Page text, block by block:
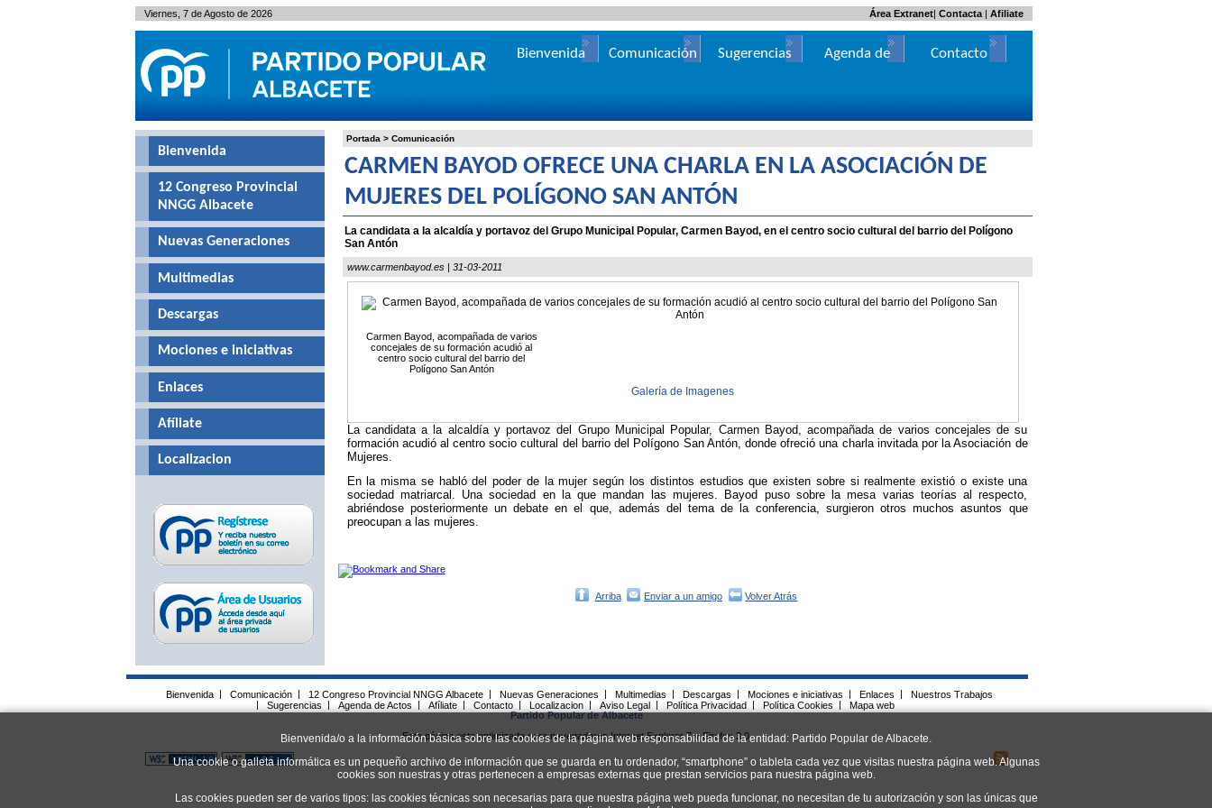
Bienvenida/o a la información básica sobre las cookies de la página web responsabilidad de la entidad: Partido Popular de Albacete.
Una cookie o galleta informática es un pequeño archivo de información que se guarda en tu ordenador, “smartphone” o tableta cada vez que visitas nuestra página web. Algunas
cookies son nuestras y otras pertenecen a empresas externas que prestan servicios para nuestra página web.
Las cookies pueden ser de varios tipos: las cookies técnicas son necesarias para que nuestra página web pueda funcionar, no necesitan de tu autorización y son las únicas que
Portada > Comunicación
CARMEN BAYOD OFRECE UNA CHARLA EN LA ASOCIACIÓN DE
MUJERES DEL POLÍGONO SAN ANTÓN
La candidata a la alcaldía y portavoz del Grupo Municipal Popular, Carmen Bayod, en el centro socio cultural del barrio del Polígono
San Antón
www.carmenbayod.es | 31-03-2011
Carmen Bayod, acompañada de varios
concejales de su formación acudió al
centro socio cultural del barrio del
Polígono San Antón
Galería de Imagenes
La candidata a la alcaldía y portavoz del Grupo Municipal Popular, Carmen Bayod, acompañada de varios concejales de su
formación acudió al centro socio cultural del barrio del Polígono San Antón, donde ofreció una charla invitada por la Asociación de
Mujeres.
En la misma se habló del poder de la mujer según los distintos estudios que existen sobre si realmente existió o existe una
sociedad matriarcal. Una sociedad en la que mandan las mujeres. Bayod puso sobre la mesa varias teorías al respecto,
abriéndose posteriormente un debate en el que, además del tema de la conferencia, surgieron otros muchos asuntos que
preocupan a las mujeres.
Arriba Enviar a un amigo Volver Atrás
Bienvenida
12 Congreso Provincial
NNGG Albacete
Nuevas Generaciones
Multimedias
Descargas
Mociones e iniciativas
Enlaces
Afíliate
Localizacion
Viernes, 7 de Agosto de 2026 | Contacta| Afiliate
Área Extranet
Bienvenida Comunicación Sugerencias
Agenda de
Contacto
Bienvenida Comunicación 12 Congreso Provincial NNGG Albacete Nuevas Generaciones Multimedias Descargas Mociones e iniciativas Enlaces
Nuestros Trabajos
Sugerencias Agenda de Actos Afíliate Contacto Localizacion Aviso Legal Política Privacidad Política Cookies
Mapa web
Partido Popular de Albacete
Esta página esta optimizada para navegadores Internet Explorer 7 y Firefox 3.0.